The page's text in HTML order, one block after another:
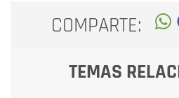
COMPARTE:
TEMAS